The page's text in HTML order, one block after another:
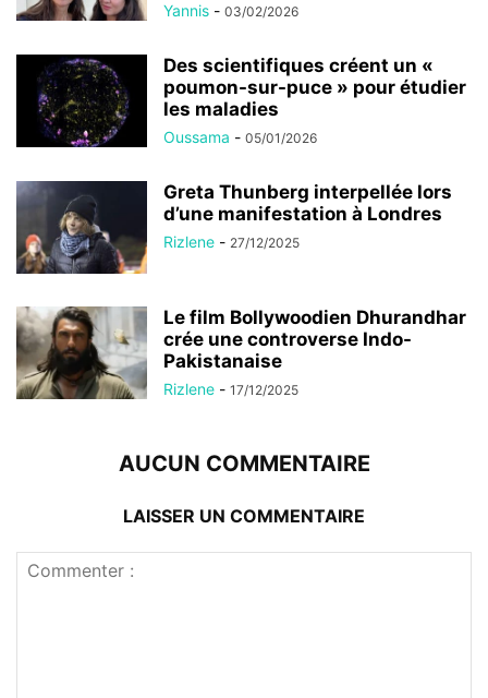
Yannis - 03/02/2026
Des scientifiques créent un «
poumon-sur-puce » pour étudier
les maladies
Oussama - 05/01/2026
Greta Thunberg interpellée lors
d’une manifestation à Londres
Rizlene - 27/12/2025
Le film Bollywoodien Dhurandhar
crée une controverse Indo-
Pakistanaise
Rizlene - 17/12/2025
AUCUN COMMENTAIRE
LAISSER UN COMMENTAIRE